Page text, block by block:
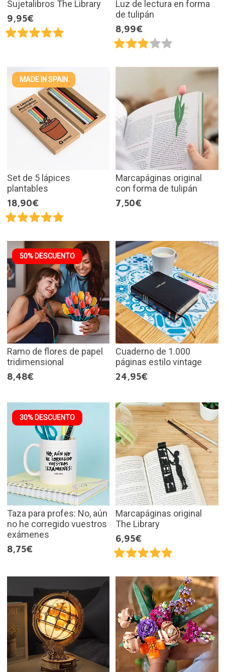
Sujetalibros The Library
9,95€
Luz de lectura en forma
de tulipán
8,99€
MADE IN SPAIN
Set de 5 lápices
plantables
18,90€
Marcapáginas original
con forma de tulipán
7,50€
50% DESCUENTO
Ramo de flores de papel
tridimensional
8,48€
Cuaderno de 1.000
páginas estilo vintage
24,95€
30% DESCUENTO
Taza para profes: No, aún
no he corregido vuestros
exámenes
8,75€
Marcapáginas original
The Library
6,95€